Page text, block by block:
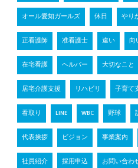
オール愛知ガールズ 休日 やり
正看護師 准看護士 違い 向
在宅看護 ヘルパー 大切なこと
居宅介護支援 リハビリ 子育て
看取り LINE WBC 野球
代表挨拶 ビジョン 事業案内
社員紹介 採用申込 お問い合わ